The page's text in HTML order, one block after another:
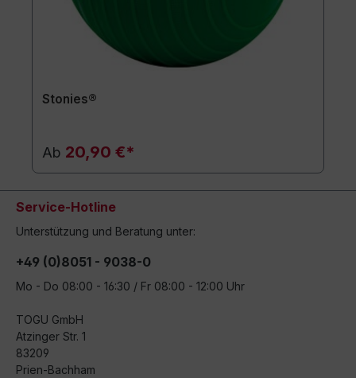
Stonies®
Ab 20,90 €*
Service-Hotline
Unterstützung und Beratung unter:
+49 (0)8051 - 9038-0
Mo - Do 08:00 - 16:30 / Fr 08:00 - 12:00 Uhr
TOGU GmbH
Atzinger Str. 1
83209
Prien-Bachham